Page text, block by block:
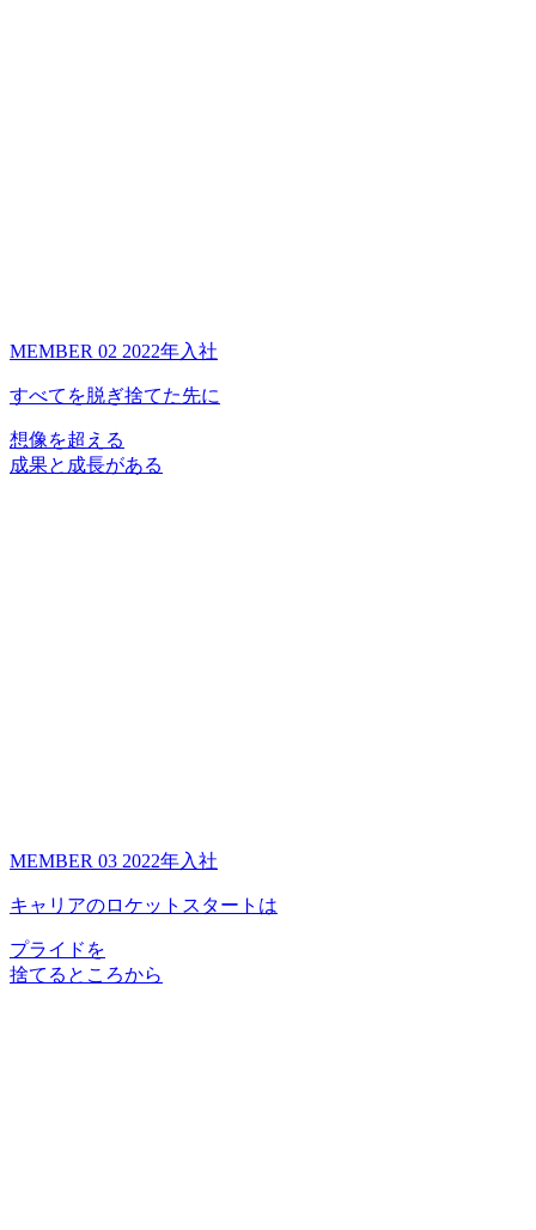
MEMBER 02 2022年入社
すべてを脱ぎ捨てた先に
想像を超える
成果と成長がある
MEMBER 03 2022年入社
キャリアのロケットスタートは
プライドを
捨てるところから